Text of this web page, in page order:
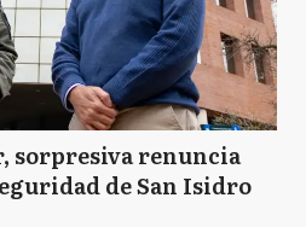
sorpresiva renuncia
de San Isidro